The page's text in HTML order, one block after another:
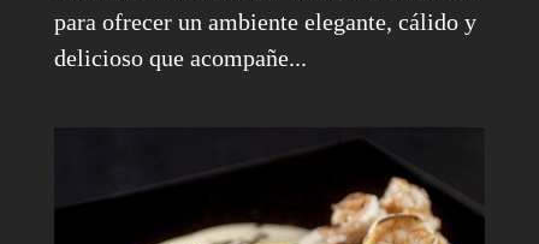
para ofrecer un ambiente elegante, cálido y
delicioso que acompañe...